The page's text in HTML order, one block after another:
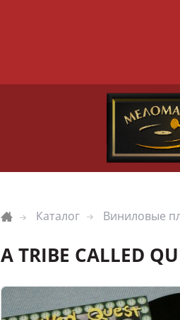
Каталог Виниловые
A TRIBE CALLED